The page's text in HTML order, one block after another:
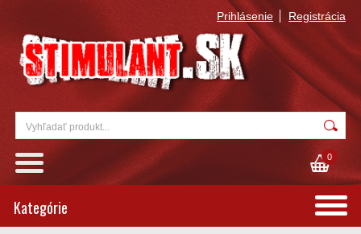
Prihlásenie Registrácia
0
Kategórie